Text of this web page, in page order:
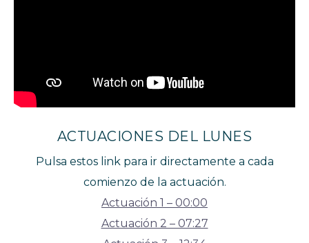
ACTUACIONES DEL LUNES
Pulsa estos link para ir directamente a cada
comienzo de la actuación.
Actuación 1 – 00:00
Actuación 2 – 07:27